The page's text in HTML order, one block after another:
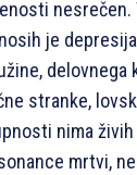
nesrečen.
je
delovnega
stranke,
nima
mrtvi,